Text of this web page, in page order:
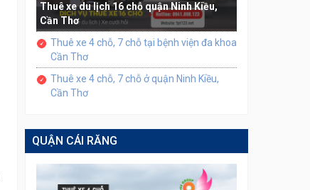
Thuê xe du lịch 16 chỗ quận Ninh Kiều,
Cần Thơ
Thuê xe 4 chỗ, 7 chỗ tại bệnh viện đa khoa
Cần Thơ
Thuê xe 4 chỗ, 7 chỗ ở quận Ninh Kiều,
Cần Thơ
QUẬN CÁI RĂNG